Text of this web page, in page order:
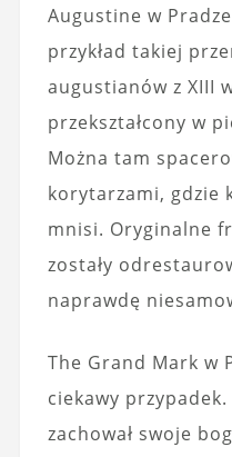
Augustine w
przykład takiej
augustianów z XIII
przekształcony w
Można tam
korytarzami, gdzie
mnisi. Oryginalne
zostały
naprawdę
The Grand Mark w
ciekawy przypadek.
zachował swoje